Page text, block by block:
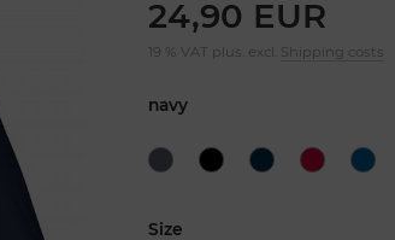
24,90 EUR
19 % VAT plus. excl. Shipping costs
navy
Size